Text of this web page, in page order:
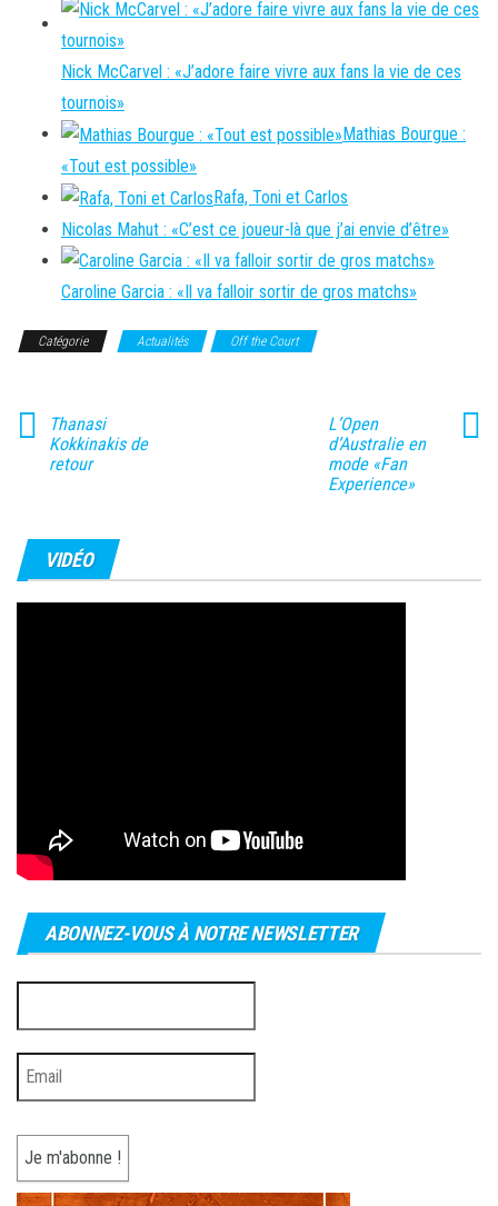
Nick McCarvel : «J’adore faire vivre aux fans la vie de ces
tournois»
Mathias Bourgue :
«Tout est possible»
Rafa, Toni et Carlos
Nicolas Mahut : «C’est ce joueur-là que j’ai envie d’être»
Caroline Garcia : «Il va falloir sortir de gros matchs»
Catégorie Actualités Off the Court
Thanasi
Kokkinakis de
retour
L’Open
d’Australie en
mode «Fan
Experience»
VIDÉO
ABONNEZ-VOUS À NOTRE NEWSLETTER